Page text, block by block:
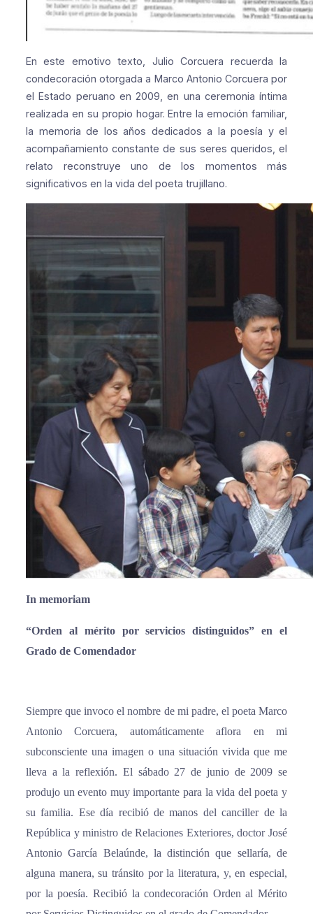
En este emotivo texto, Julio Corcuera recuerda la
condecoración otorgada a Marco Antonio Corcuera por
el Estado peruano en 2009, en una ceremonia íntima
realizada en su propio hogar. Entre la emoción familiar,
la memoria de los años dedicados a la poesía y el
acompañamiento constante de sus seres queridos, el
relato reconstruye uno de los momentos más
significativos en la vida del poeta trujillano.
In memoriam
“Orden al mérito por servicios distinguidos” en el
Grado de Comendador
Siempre que invoco el nombre de mi padre, el poeta Marco
Antonio Corcuera, automáticamente aflora en mi
subconsciente una imagen o una situación vivida que me
lleva a la reflexión. El sábado 27 de junio de 2009 se
produjo un evento muy importante para la vida del poeta y
su familia. Ese día recibió de manos del canciller de la
República y ministro de Relaciones Exteriores, doctor José
Antonio García Belaúnde, la distinción que sellaría, de
alguna manera, su tránsito por la literatura, y, en especial,
por la poesía. Recibió la condecoración Orden al Mérito